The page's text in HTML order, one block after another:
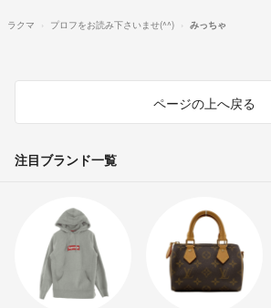
ラクマ プロフをお読み下さいませ(^^) みっちゃ
ページの上へ戻る
注目ブランド一覧